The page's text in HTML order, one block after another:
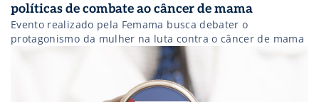
políticas de combate ao câncer de mama
Evento realizado pela Femama busca debater o
protagonismo da mulher na luta contra o câncer de mama